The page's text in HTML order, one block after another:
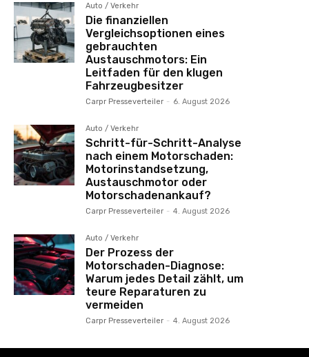
Auto / Verkehr
Die finanziellen
Vergleichsoptionen eines
gebrauchten
Austauschmotors: Ein
Leitfaden für den klugen
Fahrzeugbesitzer
Carpr Presseverteiler - 6. August 2026
Auto / Verkehr
Schritt-für-Schritt-Analyse
nach einem Motorschaden:
Motorinstandsetzung,
Austauschmotor oder
Motorschadenankauf?
Carpr Presseverteiler - 4. August 2026
Auto / Verkehr
Der Prozess der
Motorschaden-Diagnose:
Warum jedes Detail zählt, um
teure Reparaturen zu
vermeiden
Carpr Presseverteiler - 4. August 2026